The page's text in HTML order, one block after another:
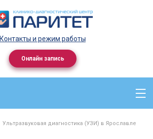
Контакты и режим работы
Онлайн запись
Ультразвуковая диагностика (УЗИ) в Ярославле